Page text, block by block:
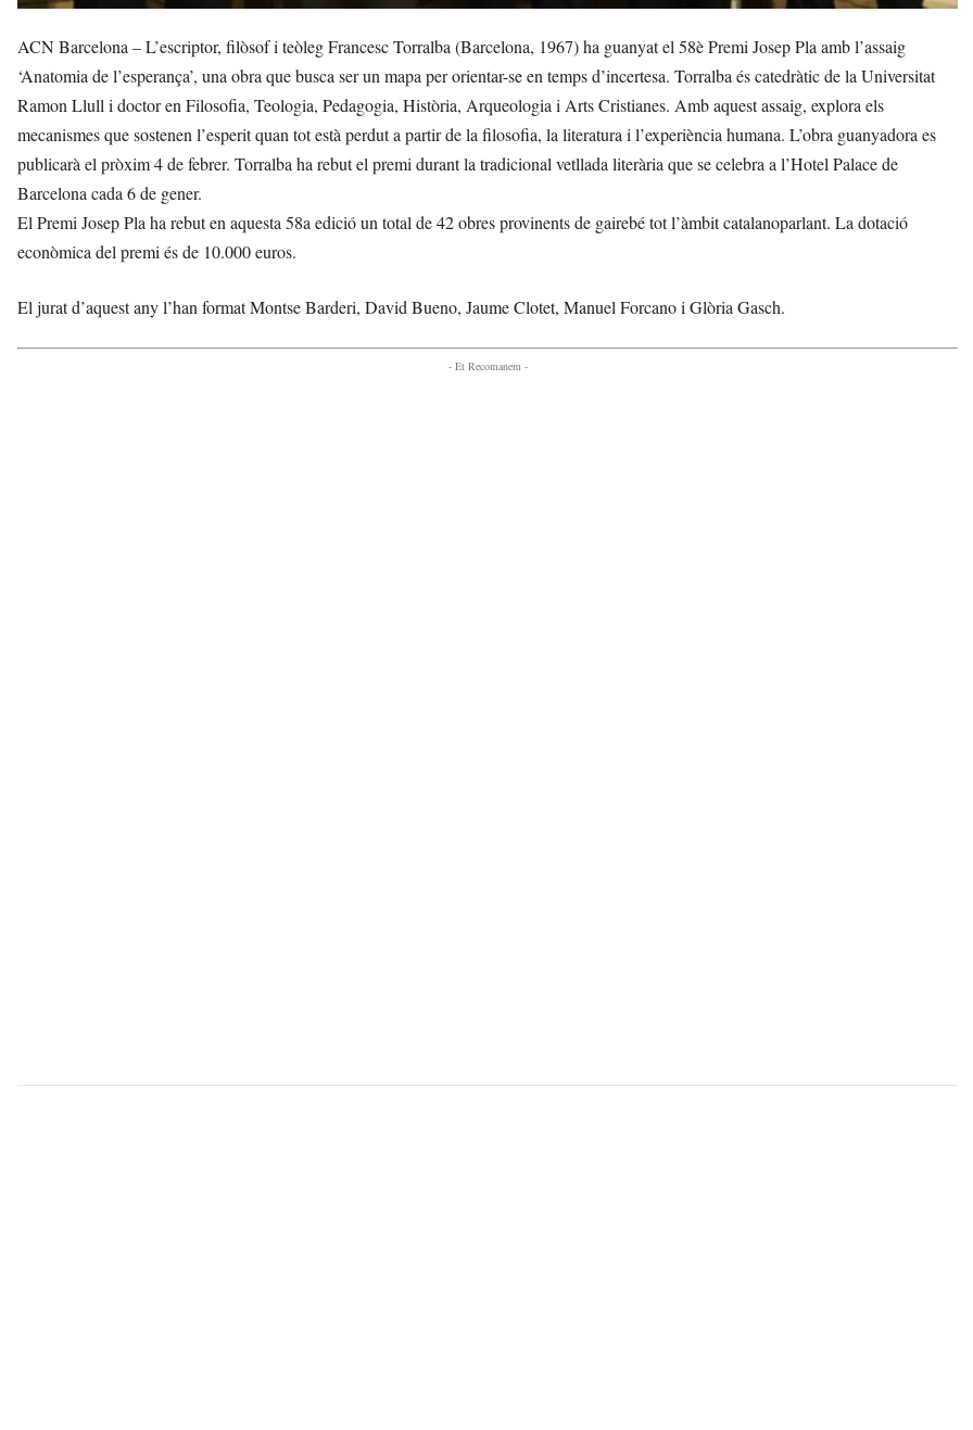
ACN Barcelona – L’escriptor, filòsof i teòleg Francesc Torralba (Barcelona, 1967) ha guanyat el 58è Premi Josep Pla amb l’assaig
‘Anatomia de l’esperança’, una obra que busca ser un mapa per orientar-se en temps d’incertesa. Torralba és catedràtic de la Universitat
Ramon Llull i doctor en Filosofia, Teologia, Pedagogia, Història, Arqueologia i Arts Cristianes. Amb aquest assaig, explora els
mecanismes que sostenen l’esperit quan tot està perdut a partir de la filosofia, la literatura i l’experiència humana. L’obra guanyadora es
publicarà el pròxim 4 de febrer. Torralba ha rebut el premi durant la tradicional vetllada literària que se celebra a l’Hotel Palace de
Barcelona cada 6 de gener.
El Premi Josep Pla ha rebut en aquesta 58a edició un total de 42 obres provinents de gairebé tot l’àmbit catalanoparlant. La dotació
econòmica del premi és de 10.000 euros.
El jurat d’aquest any l’han format Montse Barderi, David Bueno, Jaume Clotet, Manuel Forcano i Glòria Gasch.
- Et Recomanem -